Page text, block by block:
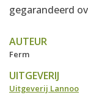
gegarandeerd
AUTEUR
Ferm
UITGEVERIJ
Uitgeverij Lannoo